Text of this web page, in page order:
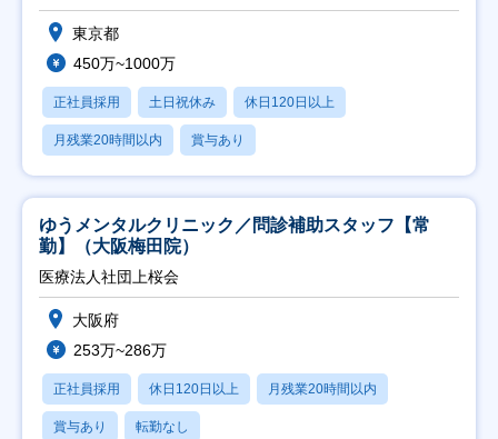
東京都
450万~1000万
正社員採用 土日祝休み 休日120日以上
月残業20時間以内 賞与あり
ゆうメンタルクリニック／問診補助スタッフ【常
勤】（大阪梅田院）
医療法人社団上桜会
大阪府
253万~286万
正社員採用 休日120日以上 月残業20時間以内
賞与あり 転勤なし